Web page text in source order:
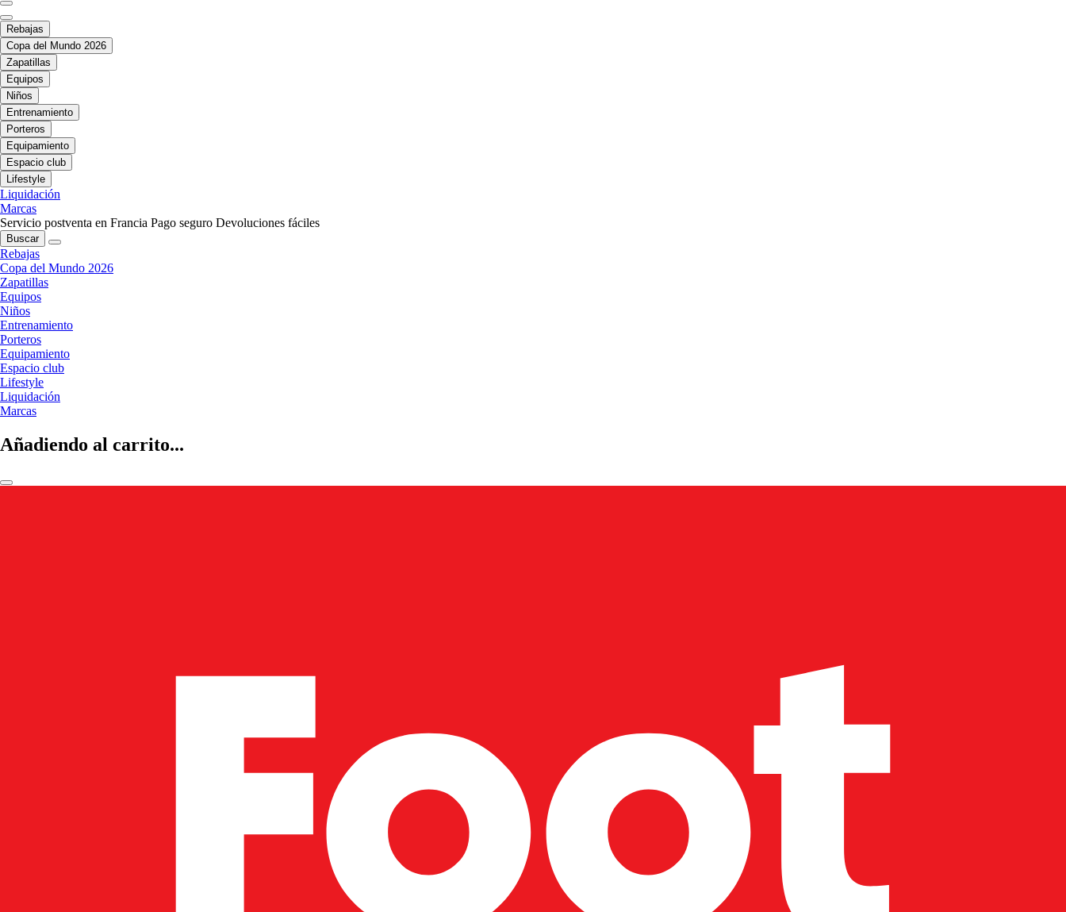
Rebajas
Copa del Mundo 2026
Zapatillas
Equipos
Niños
Entrenamiento
Porteros
Equipamiento
Espacio club
Lifestyle
Liquidación
Marcas
Servicio postventa en Francia Pago seguro Devoluciones fáciles
Buscar
Rebajas
Copa del Mundo 2026
Zapatillas
Equipos
Niños
Entrenamiento
Porteros
Equipamiento
Espacio club
Lifestyle
Liquidación
Marcas
Añadiendo al carrito...